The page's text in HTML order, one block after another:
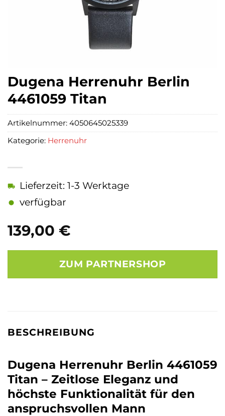
Dugena Herrenuhr Berlin
4461059 Titan
139,00 €
Lieferzeit: 1-3 Werktage
verfügbar
ZUM PARTNERSHOP
Artikelnummer: 4050645025339
Kategorie: Herrenuhr
BESCHREIBUNG
Dugena Herrenuhr Berlin 4461059
Titan – Zeitlose Eleganz und
höchste Funktionalität für den
anspruchsvollen Mann